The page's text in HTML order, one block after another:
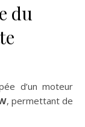
du
d’un moteur
, permettant de